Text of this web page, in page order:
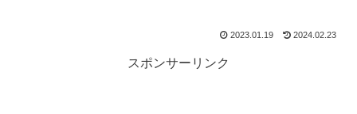
2023.01.19 2024.02.23
スポンサーリンク